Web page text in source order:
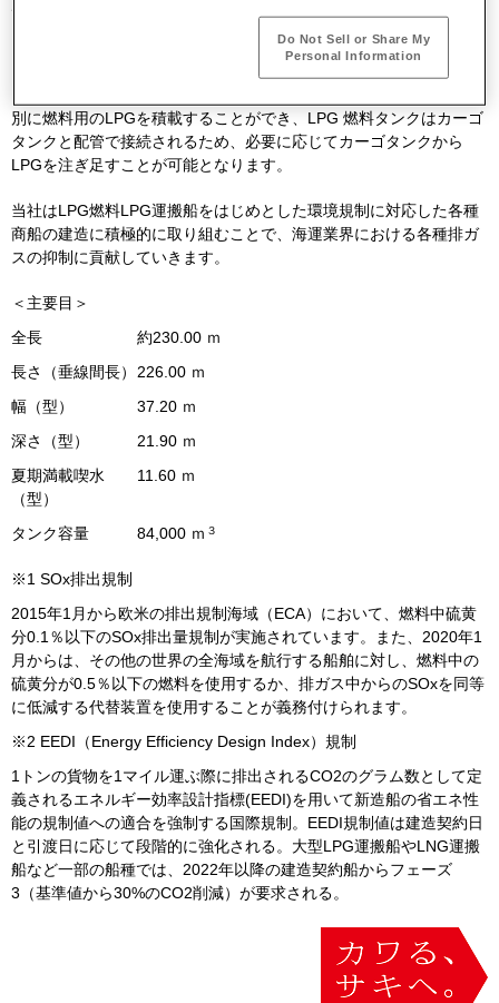
び、段階的に規制が強化されている二酸化炭素排出量規制に対して
※2フェーズ３にも適応してい
別に燃料用のLPGを積載することができ、 LPG 燃料タンクはカーゴ
タンクと配管で接続されるため、必要に応じてカーゴタンクから
LPGを注ぎ足すことが可能となります。
当社はLPG燃料LPG運搬船をはじめとした環境規制に対応した各種
商船の建造に積極的に取り組むことで、海運業界における各種排ガ
スの抑制に貢献していきます。
＜主要目＞
全長
約230.00 ｍ
長さ（垂線間長）
226.00 ｍ
幅（型）
37.20 ｍ
深さ（型）
21.90 ｍ
夏期満載喫水
（型）
11.60 ｍ
タンク容量 84,000 ｍ ３
※1 SOx排出規制
2015年1 月から欧米の排出規制海域（ECA）において、燃料中硫黄
分0.1 ％以下のSOx排出量規制が実施されています。また、 2020年1
月からは、その他の世界の全海域を航行する船舶に対し、燃料中の
硫黄分が0.5％以下の燃料を使用するか、排ガス中からのSOxを同等
に低減する代替装置を使用することが義務付けられます。
※2 EEDI （Energy Efficiency Design Index）規制
1トンの貨物を1 マイル運ぶ際に排出されるCO2のグラム数として定
義されるエネルギー効率設計指標(EEDI)を用いて新造船の省エネ性
能の規制値への適合を強制する国際規制。 EEDI規制値は建造契約日
と引渡日に応じて段階的に強化される。大型LPG運搬船やLNG運搬
船など一部の船種では、 2022年以降の建造契約船からフェーズ
3 （基準値から30%のCO2削減）が要求される。
Do Not Sell or Share My
Personal Information